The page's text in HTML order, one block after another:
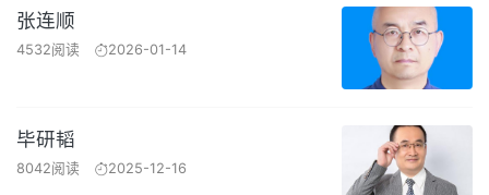
张连顺
4532阅读 2026-01-14
毕研韬
8042阅读 2025-12-16